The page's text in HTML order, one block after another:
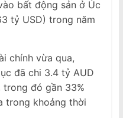
bất động sản ở Úc
tỷ USD) trong năm
chính vừa qua,
đã chi 3.4 tỷ AUD
đó gần 33%
trong khoảng thời